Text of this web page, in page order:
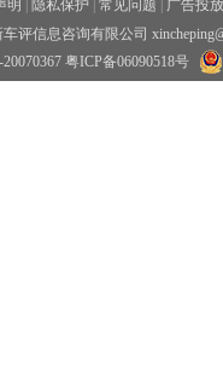
明 隐私保护 常见问题
广告投放
评信息咨询有限公司
粤ICP备06090518号